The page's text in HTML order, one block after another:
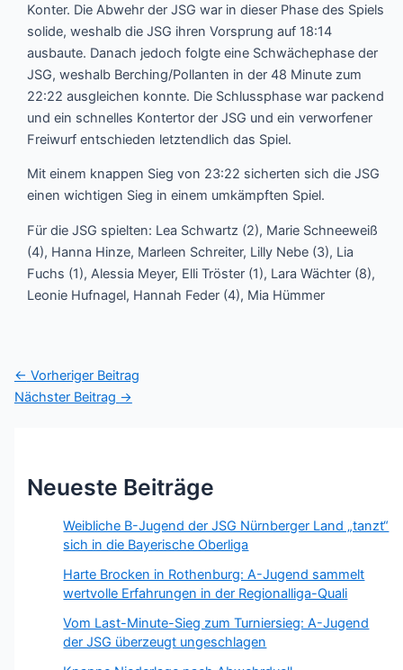
Konter. Die Abwehr der JSG war in dieser Phase des Spiels
solide, weshalb die JSG ihren Vorsprung auf 18:14
ausbaute. Danach jedoch folgte eine Schwächephase der
JSG, weshalb Berching/Pollanten in der 48 Minute zum
22:22 ausgleichen konnte. Die Schlussphase war packend
und ein schnelles Kontertor der JSG und ein verworfener
Freiwurf entschieden letztendlich das Spiel.
Mit einem knappen Sieg von 23:22 sicherten sich die JSG
einen wichtigen Sieg in einem umkämpften Spiel.
Für die JSG spielten: Lea Schwartz (2), Marie Schneeweiß
(4), Hanna Hinze, Marleen Schreiter, Lilly Nebe (3), Lia
Fuchs (1), Alessia Meyer, Elli Tröster (1), Lara Wächter (8),
Leonie Hufnagel, Hannah Feder (4), Mia Hümmer
← Vorheriger Beitrag
Nächster Beitrag →
Neueste Beiträge
Weibliche B-Jugend der JSG Nürnberger Land „tanzt“
sich in die Bayerische Oberliga
Harte Brocken in Rothenburg: A-Jugend sammelt
wertvolle Erfahrungen in der Regionalliga-Quali
Vom Last-Minute-Sieg zum Turniersieg: A-Jugend
der JSG überzeugt ungeschlagen